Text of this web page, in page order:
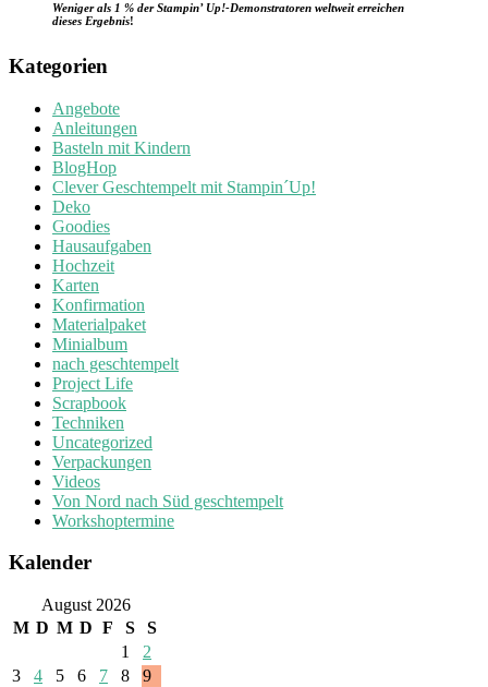
Weniger als 1 % der Stampin’ Up!-Demonstratoren weltweit erreichen
dieses Ergebnis!
Kategorien
Angebote
Anleitungen
Basteln mit Kindern
BlogHop
Clever Geschtempelt mit Stampin´Up!
Deko
Goodies
Hausaufgaben
Hochzeit
Karten
Konfirmation
Materialpaket
Minialbum
nach geschtempelt
Project Life
Scrapbook
Techniken
Uncategorized
Verpackungen
Videos
Von Nord nach Süd geschtempelt
Workshoptermine
Kalender
August 2026
M D M D F S
S
1
2
3
4 5 6 7 8
9